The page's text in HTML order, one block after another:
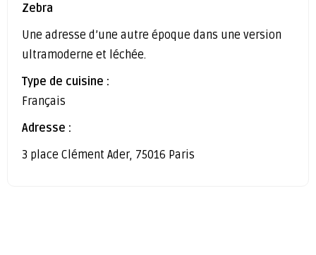
Zebra
Une adresse d’une autre époque dans une version
ultramoderne et léchée.
Type de cuisine :
Français
Adresse :
3 place Clément Ader, 75016 Paris